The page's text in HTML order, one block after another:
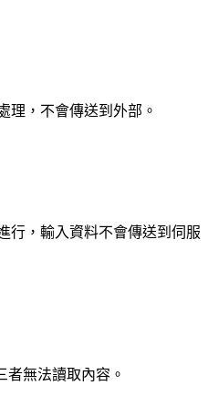
理，不會傳送到外部。
行，輸入資料不會傳送到伺服
者無法讀取內容。